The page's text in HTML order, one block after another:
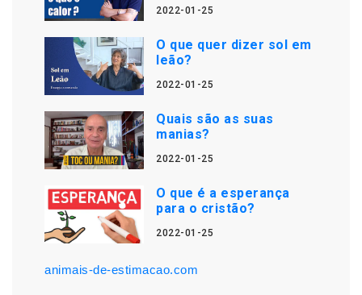
2022-01-25
O que quer dizer sol em
leão?
2022-01-25
Quais são as suas
manias?
2022-01-25
O que é a esperança
para o cristão?
2022-01-25
animais-de-estimacao.com